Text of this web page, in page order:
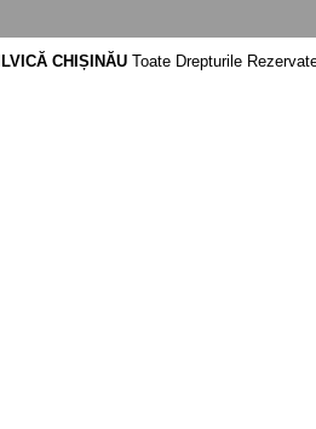
CHIȘINĂU Toate Drepturile